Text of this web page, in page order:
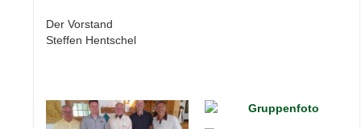
Der Vorstand
Steffen Hentschel